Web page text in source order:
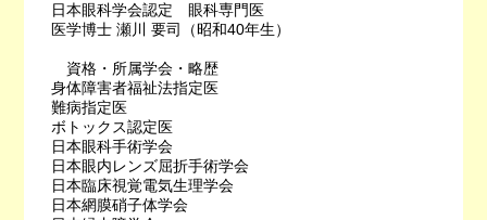
日本眼科学会認定 眼科専門医
医学博士 瀬川 要司 （昭和40年生）
資格・所属学会・略歴
身体障害者福祉法指定医
難病指定医
ボトックス認定医
日本眼科手術学会
日本眼内レンズ屈折手術学会
日本臨床視覚電気生理学会
日本網膜硝子体学会